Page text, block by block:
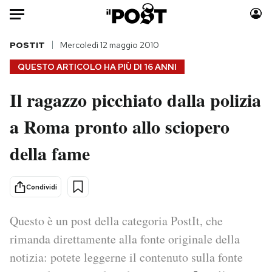
Auto
HOME
Italia
Politica
Tecnologia
Scienza
Economia
Sport
Moda
Consumismi
Altrecose
Mondiali calcio 2026
QUESTO ARTICOLO HA PIÙ DI 16 ANNI
POSTIT Mercoledì 12 maggio 2010
Il ragazzo picchiato dalla polizia
a Roma pronto allo sciopero
della fame
Condividi
Questo è un post della categoria PostIt, che
rimanda direttamente alla fonte originale della
notizia: potete leggerne il contenuto sulla fonte